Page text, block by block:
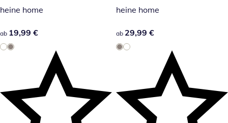
heine home
19,99 €
ab 19,99 €
heine home
29,99 €
ab 29,99 €